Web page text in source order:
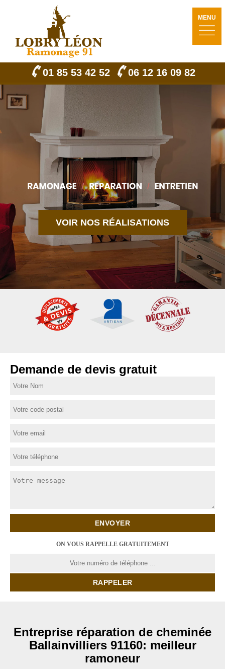
MENU
01 85 53 42 52 06 12 16 09 82
VOIR NOS RÉALISATIONS
Demande de devis gratuit
ON VOUS RAPPELLE GRATUITEMENT
Entreprise réparation de cheminée
Ballainvilliers 91160: meilleur
ramoneur